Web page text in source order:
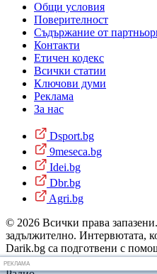
Общи условия
Поверителност
Съдържание от
Контакти
Етичен кодекс
Всички статии
Ключови думи
Реклама
За нас
Dsport.bg
9meseca.bg
Idei.bg
Dbr.bg
Agri.bg
© 2026 Всички права
задължително. Интервютата,
Darik.bg са подготвени с
Радио и новинарските
РЕКЛАМА